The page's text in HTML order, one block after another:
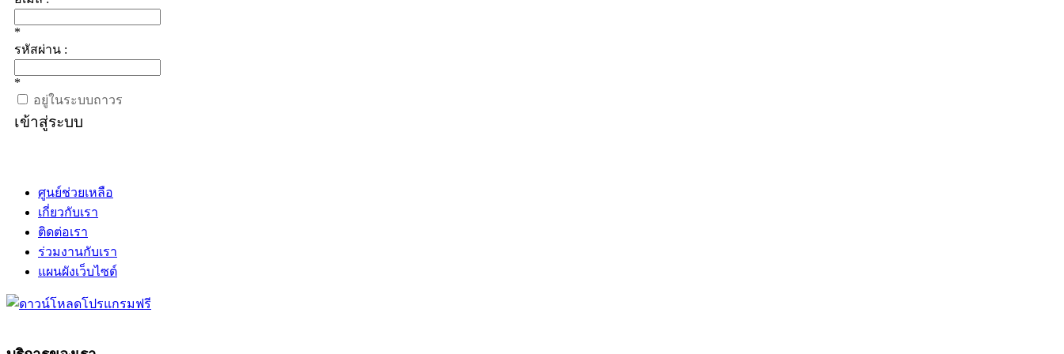
*
รหัสผ่าน :
*
อยู่ในระบบถาวร
เข้าสู่ระบบ
ศูนย์ช่วยเหลือ
เกี่ยวกับเรา
ติดต่อเรา
ร่วมงานกับเรา
แผนผังเว็บไซต์